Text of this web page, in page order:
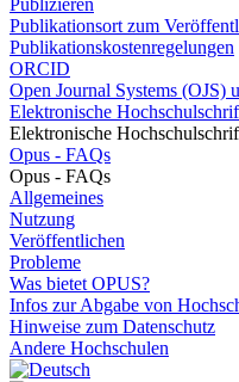
Publizieren
Publikationsort zum
Publikationskostenregelungen
ORCID
Open Journal Systems (OJS)
Elektronische
Elektronische
Opus - FAQs
Opus - FAQs
Allgemeines
Nutzung
Veröffentlichen
Probleme
Was bietet OPUS?
Infos zur Abgabe von
Hinweise zum Datenschutz
Andere Hochschulen